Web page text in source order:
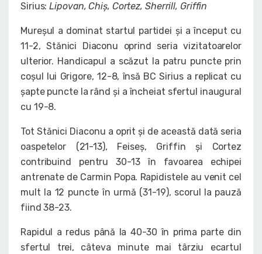
Sirius:Lipovan, Chiș, Cortez, Sherrill, Griffin
Mureșul a dominat startul partidei și a început cu
11-2, Stănici Diaconu oprind seria vizitatoarelor
ulterior. Handicapul a scăzut la patru puncte prin
coșul lui Grigore, 12-8, însă BC Sirius a replicat cu
șapte puncte la rând și a încheiat sfertul inaugural
cu 19-8.
Tot Stănici Diaconu a oprit și de această dată seria
oaspetelor (21-13), Feiseș, Griffin și Cortez
contribuind pentru 30-13 în favoarea echipei
antrenate de Carmin Popa. Rapidistele au venit cel
mult la 12 puncte în urmă (31-19), scorul la pauză
fiind 38-23.
Rapidul a redus până la 40-30 în prima parte din
sfertul trei, câteva minute mai târziu ecartul